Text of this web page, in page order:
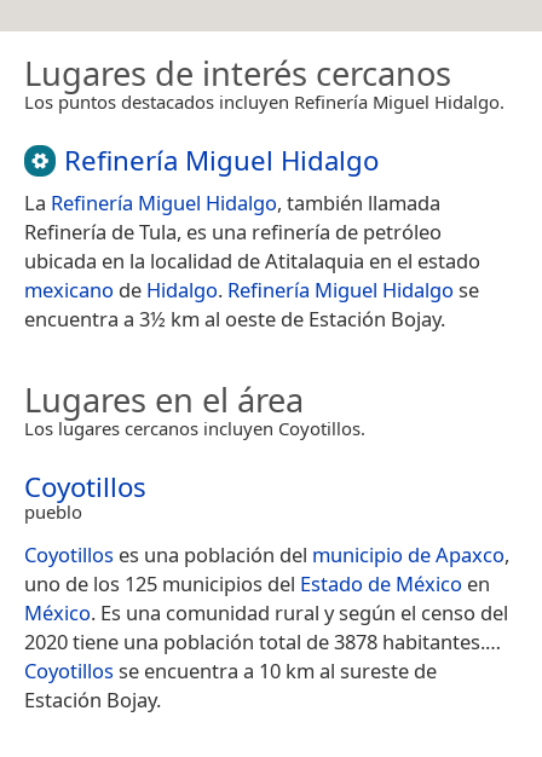
Lugares de interés cercanos
Los puntos destacados incluyen Refinería Miguel Hidalgo.
Refinería Miguel Hidalgo
La Refinería Miguel Hidalgo, también llamada
Refinería de Tula, es una refinería de petróleo
ubicada en la localidad de Atitalaquia en el estado
mexicano de Hidalgo. Refinería Miguel Hidalgo se
encuentra a 3½ km al oeste de Estación Bojay.
Lugares en el área
Los lugares cercanos incluyen Coyotillos.
Coyotillos
pueblo
Coyotillos es una población del municipio de Apaxco,
uno de los 125 municipios del Estado de México en
México. Es una comunidad rural y según el censo del
2020 tiene una población total de 3878 habitantes.​…
Coyotillosse encuentra a 10 km al sureste de
Estación Bojay.